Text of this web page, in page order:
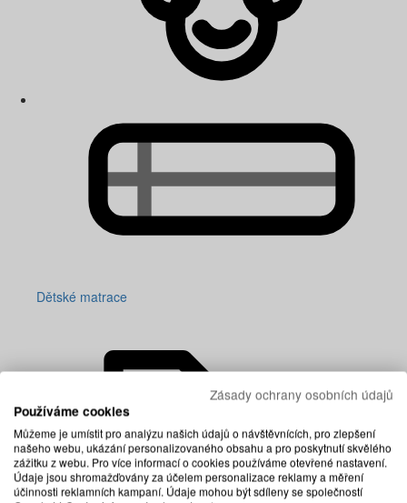
Dětské matrace
Zásady ochrany osobních údajů
Používáme cookies
Můžeme je umístit pro analýzu našich údajů o návštěvnících, pro zlepšení
našeho webu, ukázání personalizovaného obsahu a pro poskytnutí skvělého
zážitku z webu. Pro více informací o cookies používáme otevřené nastavení.
Údaje jsou shromažďovány za účelem personalizace reklamy a měření
účinnosti reklamních kampaní. Údaje mohou být sdíleny se společností